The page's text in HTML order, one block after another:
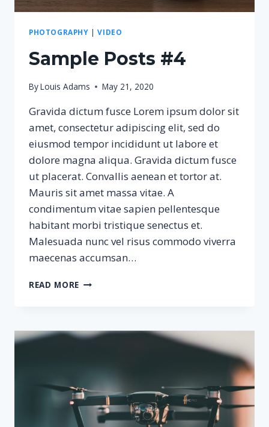
PHOTOGRAPHY |VIDEO
Sample Posts #4
ByLouis Adams May 21, 2020
Gravida dictum fusce Lorem ipsum dolor sit
amet, consectetur adipiscing elit, sed do
eiusmod tempor incididunt ut labore et
dolore magna aliqua. Gravida dictum fusce
ut placerat. Convallis aenean et tortor at.
Mauris sit amet massa vitae. A
condimentum vitae sapien pellentesque
habitant morbi tristique senectus et.
Malesuada nunc vel risus commodo viverra
maecenas accumsan…
READ MORE SAMPLE